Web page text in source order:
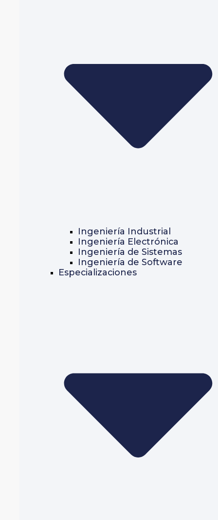
Ingeniería Industrial
Ingeniería Electrónica
Ingeniería de Sistemas
Ingeniería de Software
Especializaciones